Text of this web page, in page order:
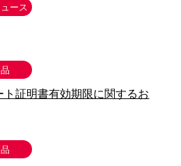
ース
ト証明書有効期限に関するお